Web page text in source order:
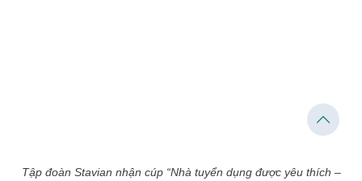
Tập đoàn Stavian nhận cúp “Nhà tuyển dụng được yêu thích –